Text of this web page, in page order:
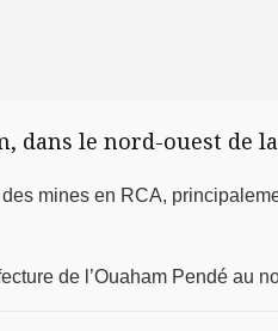
dans le nord-ouest de
mines en RCA,
de l’Ouaham Pendé au